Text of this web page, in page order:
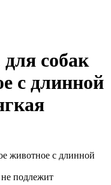
собак
с длинной
подлежит